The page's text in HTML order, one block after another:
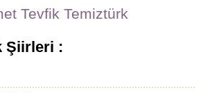
Tevfik Temiztürk
Şiirleri :